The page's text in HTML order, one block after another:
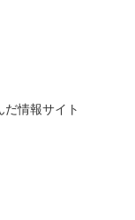
情報サイト